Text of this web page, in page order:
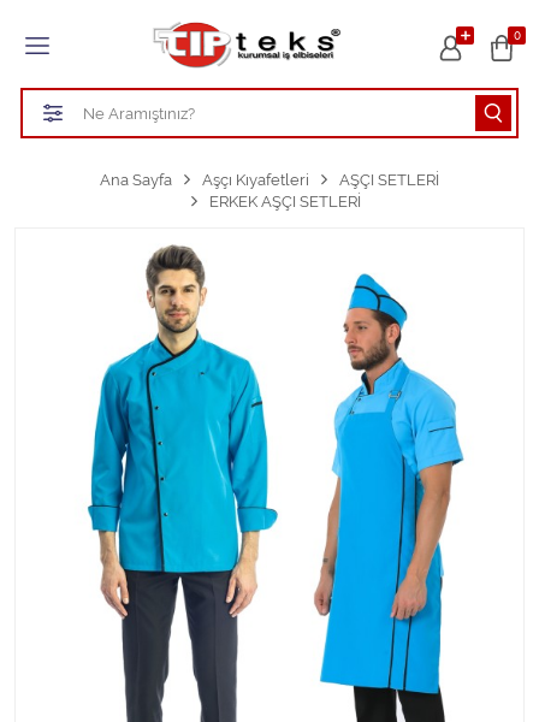
0
Tüm Kategoriler
HASTANE KIYAFETLERİ
TEMİZLİK PERSONEL FORMALARI
Aşçı Kıyafetleri
Tüm Kategorileri Gör
Ana Sayfa Aşçı Kıyafetleri
AŞÇI SETLERİ
ERKEK AŞÇI SETLERİ